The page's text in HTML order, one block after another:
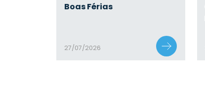
Boas Férias
27/07/2026